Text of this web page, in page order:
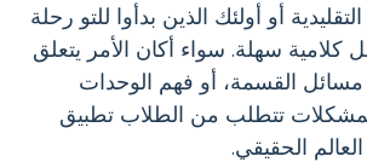
أو أولئك الذين بدأوا للتو رحلة
كلامية سهلة. سواء أكان الأمر يتعلق
مسائل القسمة، أو فهم الوحدات
تتطلب من الطلاب تطبيق
الحقيقي.